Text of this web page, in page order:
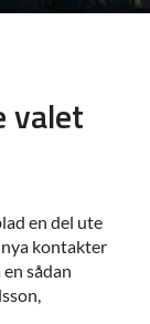
valet
en del ute
kontakter
sådan